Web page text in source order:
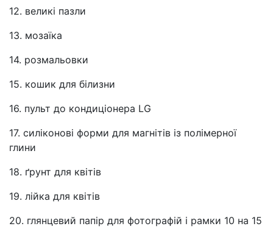
12. великі пазли
13. мозаїка
14. розмальовки
15. кошик для білизни
16. пульт до кондиціонера LG
17. силіконові форми для магнітів із полімерної
глини
18. ґрунт для квітів
19. лійка для квітів
20. глянцевий папір для фотографій і рамки 10 на 15